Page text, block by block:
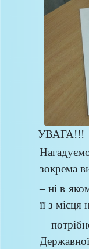
УВАГА!!!
зокрема
– ні в
її з місця
–